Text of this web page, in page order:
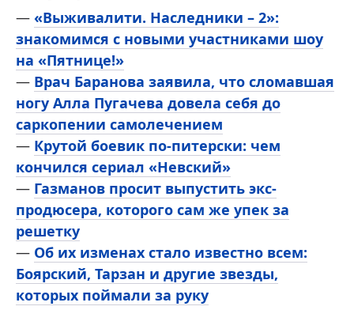
— «Выживалити. Наследники – 2»:
знакомимся с новыми участниками шоу
на «Пятнице!»
— Врач Баранова заявила, что сломавшая
ногу Алла Пугачева довела себя до
саркопении самолечением
— Крутой боевик по-питерски: чем
кончился сериал «Невский»
— Газманов просит выпустить экс-
продюсера, которого сам же упек за
решетку
— Об их изменах стало известно всем:
Боярский, Тарзан и другие звезды,
которых поймали за руку